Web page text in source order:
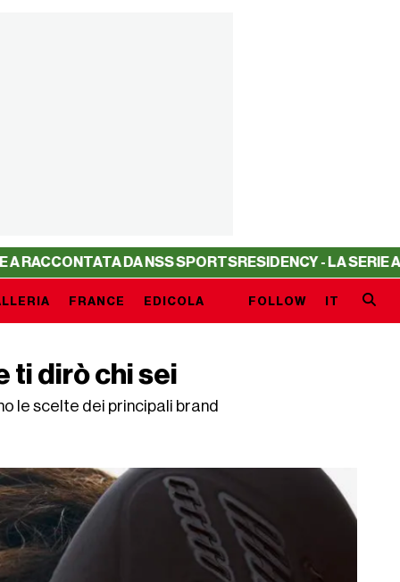
DA NSS SPORTSRESIDENCY - LA SERIE A
FRANCE EDICOLA FOLLOW IT
ti dirò chi sei
le scelte dei principali brand